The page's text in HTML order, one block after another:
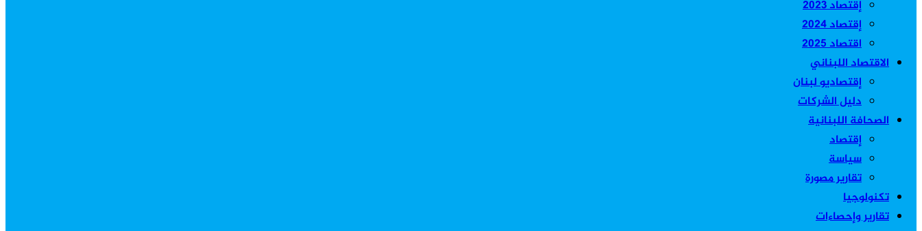
إقتصاد 2023
إقتصاد 2024
اقتصاد 2025
الاقتصاد اللبناني
إقتصاديو لبنان
دليل الشركات
الصحافة اللبنانية
إقتصاد
سياسة
تقارير مصورة
تكنولوجيا
تقارير وإحصاءات